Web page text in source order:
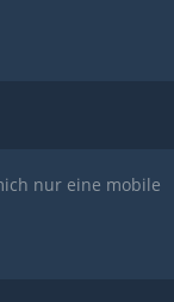
nur eine mobile